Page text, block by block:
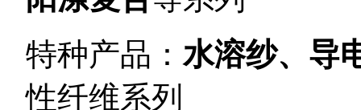
特种产品：水溶纱、导
性纤维系列